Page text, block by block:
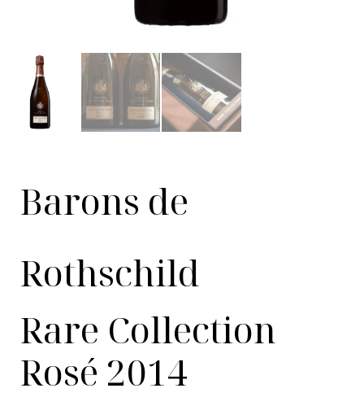
Barons de
Rothschild
Rare Collection
Rosé 2014